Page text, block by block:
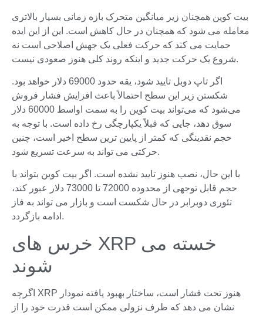
بیت کوین همچنان زیر میانگین متحرک بازه زمانی بسیار بالاتری
معامله می شود که همچنان در حال کاهش است. این از این ایده
حمایت می کند که حرکت فعلی یک جهش اصلاحی است نه
شروع یک حرکت جدید و اینکه روند کلی هنوز صعودی نیست.
اگر تاپ دوبل تایید شود، یقه حدود 69000 دلار خواهد بود.
شکستن زیر این سطح احتمالاً باعث افزایش فشار فروش
می‌شود که می‌تواند بیت کوین را به سمت اواسط 60000 دلار
سوق دهد، جایی که قبلاً یکپارچگی رخ داده است. با توجه به
حجم نقدینگی که کمتر از پایین ترین سطح اخیر است، چنین
حرکتی می تواند به سرعت تسریع شود.
با این حال، نصب هنوز تایید نشده است. اگر بیت کوین بتواند با
حجم قابل توجهی از محدوده 72000 تا 73000 دلار عبور کند،
تئوری دوبرابر در حال شکست است و بازار می تواند به فاز
ادامه بازگردد.
خرس های XRP خسته می
شوند
اگرچه XRP هنوز تحت فشار است، ساختار بهبود یافته نمودار
نشان می دهد که طرف نزولی ممکن است قدرت خود را از